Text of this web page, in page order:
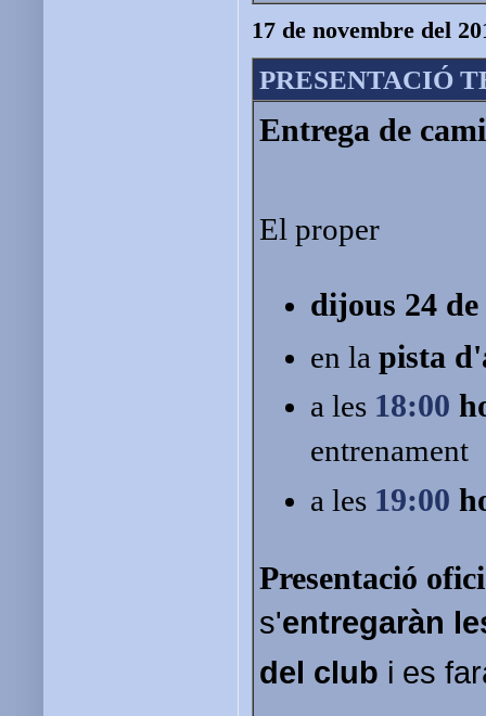
17 de novembre del
PRESENTACIÓ
Entrega de
El proper
dijous 24
en la pista
a les 18:00
entrenament
a les 19:00
Presentació
s'entregaràn
del club i es